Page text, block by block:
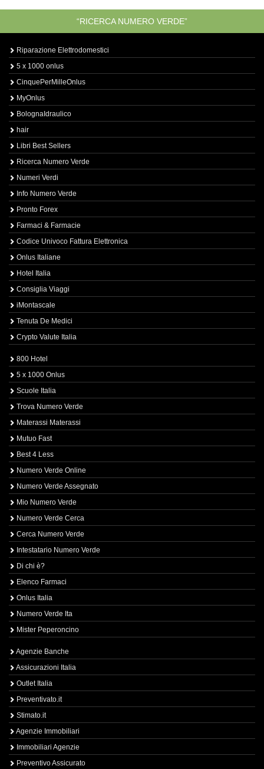
“RICERCA NUMERO VERDE”
Riparazione Elettrodomestici
5 x 1000 onlus
CinquePerMilleOnlus
MyOnlus
BolognaIdraulico
hair
Libri Best Sellers
Ricerca Numero Verde
Numeri Verdi
Info Numero Verde
Pronto Forex
Farmaci & Farmacie
Codice Univoco Fattura Elettronica
Onlus Italiane
Hotel Italia
Consiglia Viaggi
iMontascale
Tenuta De Medici
Crypto Valute Italia
800 Hotel
5 x 1000 Onlus
Scuole Italia
Trova Numero Verde
Materassi Materassi
Mutuo Fast
Best 4 Less
Numero Verde Online
Numero Verde Assegnato
Mio Numero Verde
Numero Verde Cerca
Cerca Numero Verde
Intestatario Numero Verde
Di chi è?
Elenco Farmaci
Onlus Italia
Numero Verde Ita
Mister Peperoncino
Agenzie Banche
Assicurazioni Italia
Outlet Italia
Preventivato.it
Stimato.it
Agenzie Immobiliari
Immobiliari Agenzie
Preventivo Assicurato